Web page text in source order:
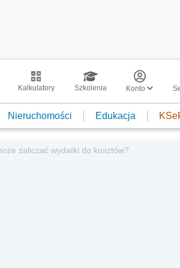
Kalkulatory Szkolenia Konto
Nieruchomości Edukacja
zaliczać wydatki do kosztów?